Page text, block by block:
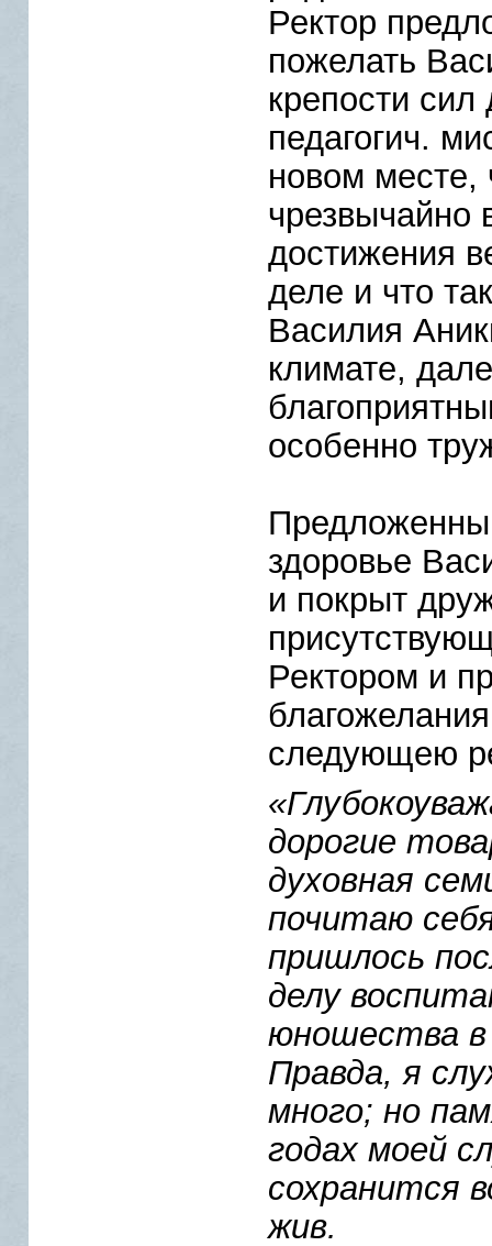
Ректор
пожелать
крепости
педагогич.
новом месте,
чрезвычайно
достижения
деле и что
Василия
климате,
особенно
здоровье
и покрыт
Ректором и
следующею
дорогие
духовная
почитаю
пришлось
делу
юношества в
Правда, я
много; но
годах моей
сохранится
жив.